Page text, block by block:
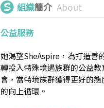
組織簡介 About
公益服務
她渴望SheAspire，為打造善
轉投入特殊境遇族群的公益
會，當特境族群獲得更好的
的向上循環。